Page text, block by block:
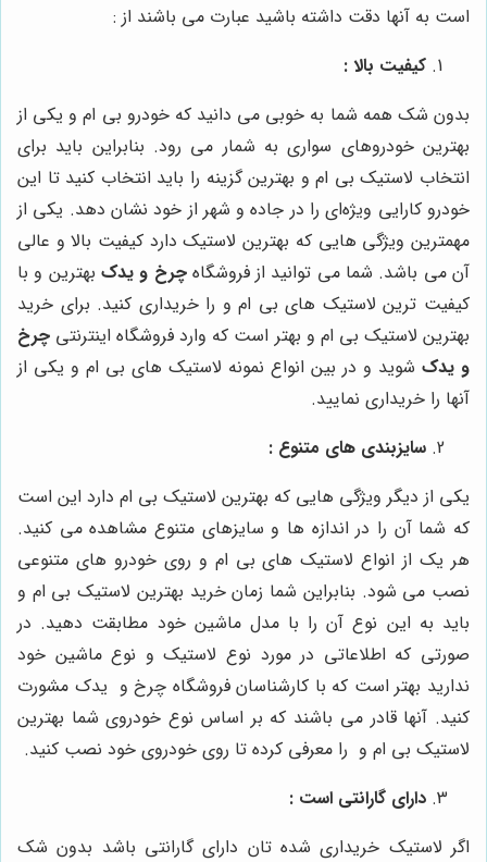
است به آنها دقت داشته باشید عبارت می ‌باشند از :
کیفیت بالا :
بدون شک همه شما به خوبی می‌ دانید که خودرو بی ام و یکی از
بهترین خودروهای سواری به شمار می رود. بنابراین باید برای
انتخاب لاستیک بی ام و بهترین گزینه را باید انتخاب کنید تا این
خودرو کارایی ویژه‌ای را در جاده و شهر از خود نشان دهد. یکی از
مهمترین ویژگی هایی که بهترین لاستیک دارد کیفیت بالا و عالی
آن می باشد. شما می توانید از فروشگاهچرخ و یدک بهترین و با
کیفیت ترین لاستیک های بی ام و را خریداری کنید. برای خرید
بهترین لاستیک بی ام و بهتر است که وارد فروشگاه اینترنتی چرخ
و یدک شوید و در بین انواع نمونه لاستیک های بی ام و یکی از
آنها را خریداری نمایید.
سایزبندی های متنوع :
یکی از دیگر ویژگی‌ هایی که بهترین لاستیک بی ام دارد این است
که شما آن را در اندازه ها و سایزهای متنوع مشاهده می کنید.
هر یک از انواع لاستیک های بی ام و روی خودرو های متنوعی
نصب می ‌شود. بنابراین شما زمان خرید بهترین لاستیک بی ام و
باید به این نوع آن را با مدل ماشین خود مطابقت دهید. در
صورتی که اطلاعاتی در مورد نوع لاستیک و نوع ماشین خود
ندارید بهتر است که با کارشناسان فروشگاه چرخ و یدک مشورت
کنید. آنها قادر می باشند که بر اساس نوع خودروی شما بهترین
لاستیک بی ام و را معرفی کرده تا روی خودروی خود نصب کنید.
دارای گارانتی است :
اگر لاستیک خریداری شده تان دارای گارانتی باشد بدون شک